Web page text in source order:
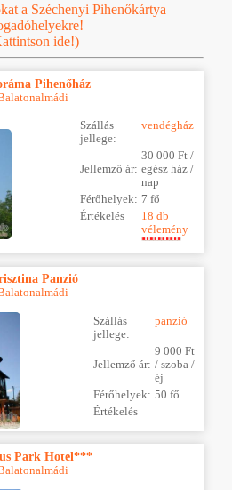
a Széchenyi Pihenőkártya
ide!)
Pihenőház
Szállás
jellege:
vendégház
Jellemző ár:
30 000 Ft /
egész ház /
nap
Férőhelyek: 7 fő
Értékelés
18 db
vélemény
Panzió
Szállás
jellege:
panzió
Jellemző ár:
9 000 Ft
/ szoba /
éj
Férőhelyek: 50 fő
Értékelés
Park Hotel***